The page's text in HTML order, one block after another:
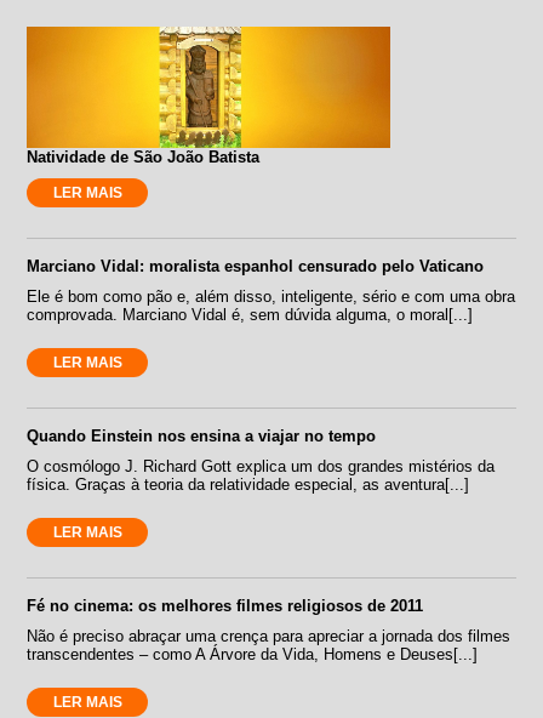
Natividade de São João Batista
LER MAIS
Marciano Vidal: moralista espanhol censurado pelo Vaticano
Ele é bom como pão e, além disso, inteligente, sério e com uma obra
comprovada. Marciano Vidal é, sem dúvida alguma, o moral[...]
LER MAIS
Quando Einstein nos ensina a viajar no tempo
O cosmólogo J. Richard Gott explica um dos grandes mistérios da
física. Graças à teoria da relatividade especial, as aventura[...]
LER MAIS
Fé no cinema: os melhores filmes religiosos de 2011
Não é preciso abraçar uma crença para apreciar a jornada dos filmes
transcendentes – como A Árvore da Vida, Homens e Deuses[...]
LER MAIS